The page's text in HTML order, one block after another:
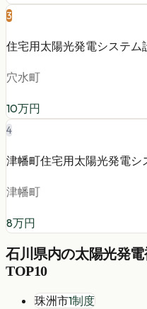
3
住宅用太陽光発電システム
穴水町
10万円
4
津幡町住宅用太陽光発電シ
津幡町
8万円
石川県内の太陽光発電
TOP10
珠洲市1制度